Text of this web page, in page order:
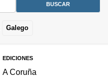
Galego
EDICIONES
A Coruña